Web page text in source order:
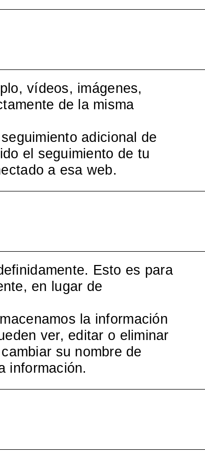
vídeos, imágenes,
de la misma
adicional de
el seguimiento de tu
a esa web.
Esto es para
en lugar de
la información
ver, editar o eliminar
su nombre de
información.